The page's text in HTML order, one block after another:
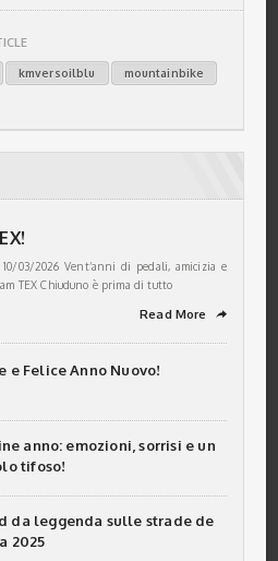
kmversoilblu mountainbike
10/03/2026 Vent’anni di pedali, amicizia e
TEX Chiuduno è prima di tutto
Read More ➦
e Felice Anno Nuovo!
anno: emozioni, sorrisi e un
tifoso!
da leggenda sulle strade de
2025